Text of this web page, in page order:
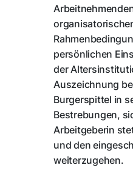
persönlichen
der
Auszeichnung
Burgerspittel in
Bestrebungen,
Arbeitgeberin
und den
weiterzugehen.